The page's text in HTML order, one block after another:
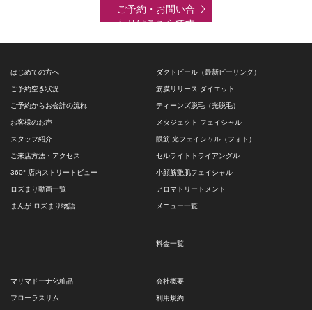
ご予約・お問い合
わせはこちらです
はじめての方へ
ご予約空き状況
ご予約からお会計の流れ
お客様のお声
スタッフ紹介
ご来店方法・アクセス
360° 店内ストリートビュー
ロズまり動画一覧
まんが ロズまり物語
ダクトピール（最新ピーリング）
筋膜リリース ダイエット
ティーンズ脱毛（光脱毛）
メタジェクト フェイシャル
眼筋 光フェイシャル（フォト）
セルライトトライアングル
小顔筋艶肌フェイシャル
アロマトリートメント
メニュー一覧
料金一覧
マリマドーナ化粧品
フローラスリム
会社概要
利用規約